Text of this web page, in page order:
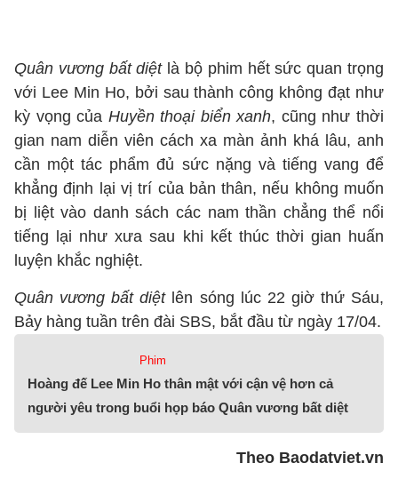
Quân vương bất diệtlà bộ phim hết sức quan trọng
với Lee Min Ho, bởi sau thành công không đạt như
kỳ vọng của Huyền thoại biển xanh, cũng như thời
gian nam diễn viên cách xa màn ảnh khá lâu, anh
cần một tác phẩm đủ sức nặng và tiếng vang để
khẳng định lại vị trí của bản thân, nếu không muốn
bị liệt vào danh sách các nam thần chẳng thể nổi
tiếng lại như xưa sau khi kết thúc thời gian huấn
luyện khắc nghiệt.
Quân vương bất diệtlên sóng lúc 22 giờ thứ Sáu,
Bảy hàng tuần trên đài SBS, bắt đầu từ ngày 17/04.
Phim
Hoàng đế Lee Min Ho thân mật với cận vệ hơn cả
người yêu trong buổi họp báo Quân vương bất diệt
Theo Baodatviet.vn